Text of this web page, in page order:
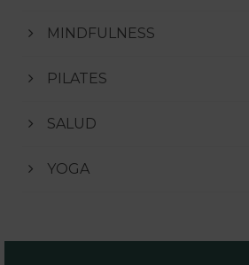
MINDFULNESS
PILATES
SALUD
YOGA